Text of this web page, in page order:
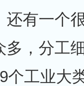
还有一个
多，分工
个工业大